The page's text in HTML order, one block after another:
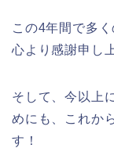
この4年間で多
心より感謝申し
そして、今以上
めにも、これか
す！